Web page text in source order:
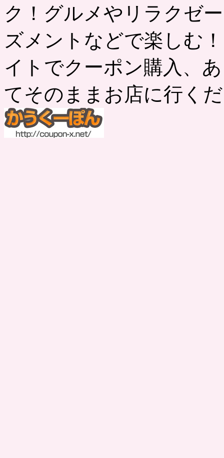
ク！グルメやリラクゼ
ズメントなどで楽しむ
イトでクーポン購入、
てそのままお店に行く